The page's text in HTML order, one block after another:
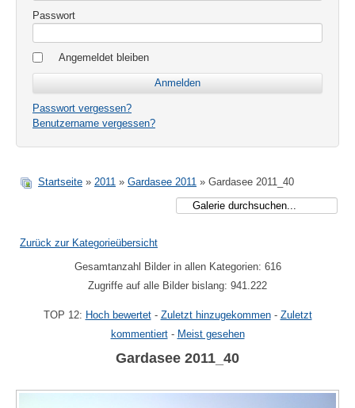
Passwort
Angemeldet bleiben
Passwort vergessen?
Benutzername vergessen?
Startseite » 2011 » Gardasee 2011 » Gardasee 2011_40
Zurück zur Kategorieübersicht
Gesamtanzahl Bilder in allen Kategorien: 616
Zugriffe auf alle Bilder bislang: 941.222
TOP 12: Hoch bewertet- Zuletzt hinzugekommen- Zuletzt
kommentiert- Meist gesehen
Gardasee 2011_40